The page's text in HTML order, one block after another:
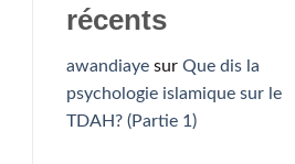
récents
awandiayesur Que dis la
psychologie islamique sur le
TDAH? (Partie 1)